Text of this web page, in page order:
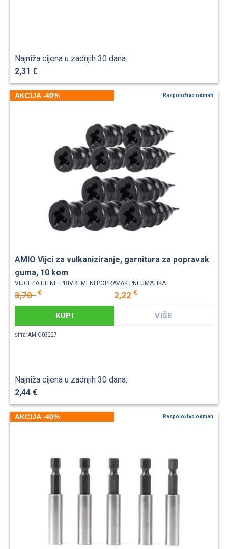
Najniža cijena u zadnjih 30 dana:
2,31 €
AKCIJA -40% Raspoloživo odmah
AMIO Vijci za vulkaniziranje, garnitura za popravak
guma, 10 kom
VIJCI ZA HITNI I PRIVREMENI POPRAVAK PNEUMATIKA.
3,70€ 2,22 €
KUPI VIŠE
Šifra: AMIO03227
Najniža cijena u zadnjih 30 dana:
2,44 €
AKCIJA -40% Raspoloživo odmah